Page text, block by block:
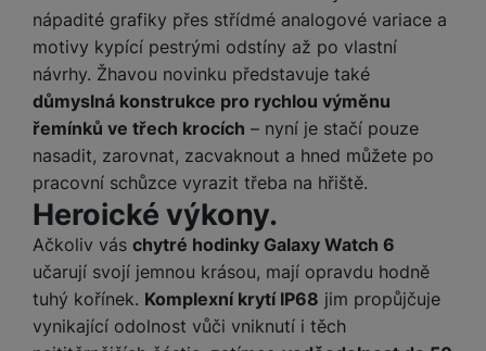
nápadité grafiky přes střídmé analogové variace a
motivy kypící pestrými odstíny až po vlastní
návrhy. Žhavou novinku představuje také
důmyslná konstrukce pro rychlou výměnu
řemínků ve třech krocích – nyní je stačí pouze
nasadit, zarovnat, zacvaknout a hned můžete po
pracovní schůzce vyrazit třeba na hřiště.
Heroické výkony.
Ačkoliv vás chytré hodinky Galaxy Watch 6
učarují svojí jemnou krásou, mají opravdu hodně
tuhý kořínek. Komplexní krytí IP68 jim propůjčuje
vynikající odolnost vůči vniknutí i těch